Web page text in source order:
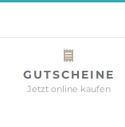
GUTSCHEINE
Jetzt online kaufen